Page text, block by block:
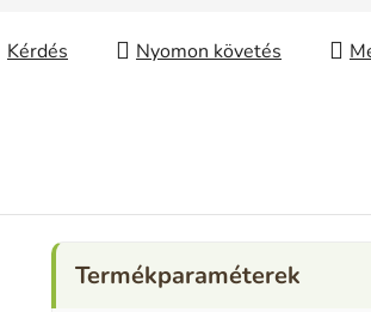
Kérdés Nyomon követés